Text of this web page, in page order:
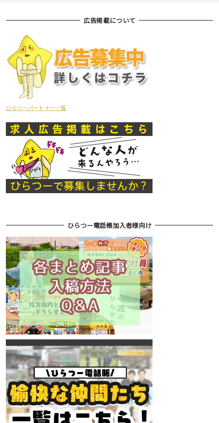
広告掲載について
ひらつーパートナー一覧
ひらつー電話帳加入者様向け